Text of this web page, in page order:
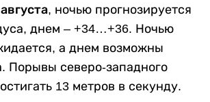
ночью прогнозируется
днем – +34…+36. Ночью
а днем возможны
Порывы северо-западного
13 метров в секунду.